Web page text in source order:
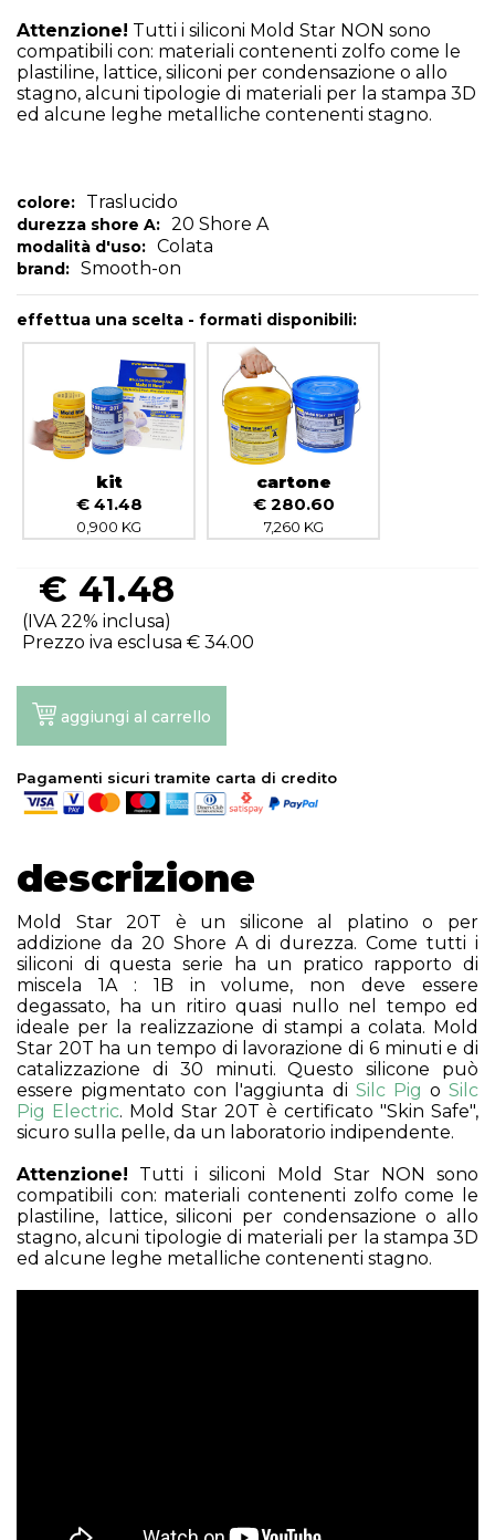
Attenzione! Tutti i siliconi Mold Star NON sono
compatibili con: materiali contenenti zolfo come le
plastiline, lattice, siliconi per condensazione o allo
stagno, alcuni tipologie di materiali per la stampa 3D
ed alcune leghe metalliche contenenti stagno.
colore: Traslucido
durezza shore A: 20 Shore A
modalità d'uso: Colata
brand: Smooth-on
effettua una scelta - formati disponibili:
kit
€ 41.48
0,900 KG
cartone
€ 280.60
7,260 KG
€ 41.48
(IVA 22% inclusa)
Prezzo iva esclusa € 34.00
aggiungi al carrello
Pagamenti sicuri tramite carta di credito
descrizione
Mold Star 20T è un silicone al platino o per
addizione da 20 Shore A di durezza. Come tutti i
siliconi di questa serie ha un pratico rapporto di
miscela 1A : 1B in volume, non deve essere
degassato, ha un ritiro quasi nullo nel tempo ed
ideale per la realizzazione di stampi a colata. Mold
Star 20T ha un tempo di lavorazione di 6 minuti e di
catalizzazione di 30 minuti. Questo silicone può
essere pigmentato con l'aggiunta di Silc Pig o Silc
Pig Electric. Mold Star 20T è certificato "Skin Safe",
sicuro sulla pelle, da un laboratorio indipendente.
Attenzione! Tutti i siliconi Mold Star NON sono
compatibili con: materiali contenenti zolfo come le
plastiline, lattice, siliconi per condensazione o allo
stagno, alcuni tipologie di materiali per la stampa 3D
ed alcune leghe metalliche contenenti stagno.